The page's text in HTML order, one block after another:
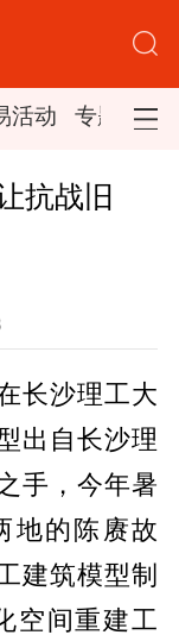
活动 专题集锦
抗战旧
长沙理工大
出自长沙理
手，今年暑
地的陈赓故
建筑模型制
空间重建工